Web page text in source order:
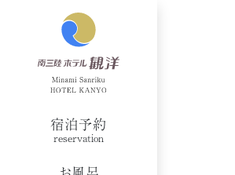
宿泊予約
reservation